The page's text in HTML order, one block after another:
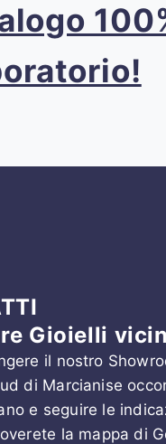
Gioielli
il nostro
di Marcianise
e seguire le
la mappa di